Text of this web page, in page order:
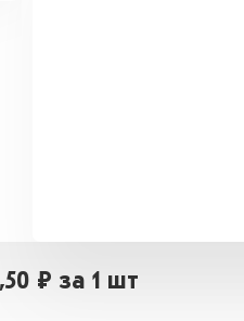
₽ за 1 шт